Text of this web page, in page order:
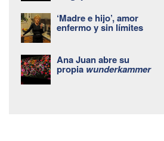
‘Madre e hijo’, amor
enfermo y sin límites
Ana Juan abre su
propia wunderkammer